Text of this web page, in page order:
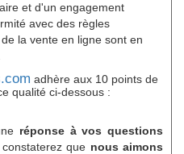
et d'un engagement
avec des règles
la vente en ligne sont en
adhère aux 10 points de
qualité ci-dessous :
réponse à vos questions
constaterez que nous aimons